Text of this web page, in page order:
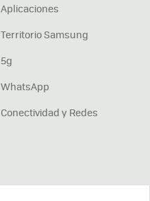
Aplicaciones
Territorio Samsung
5g
WhatsApp
Conectividad y Redes